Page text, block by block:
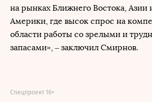
на рынках Ближнего Востока, Азии
Америки, где высок спрос на
области работы со зрелыми и
запасами», – заключил Смирнов.
Спецпроект 16+